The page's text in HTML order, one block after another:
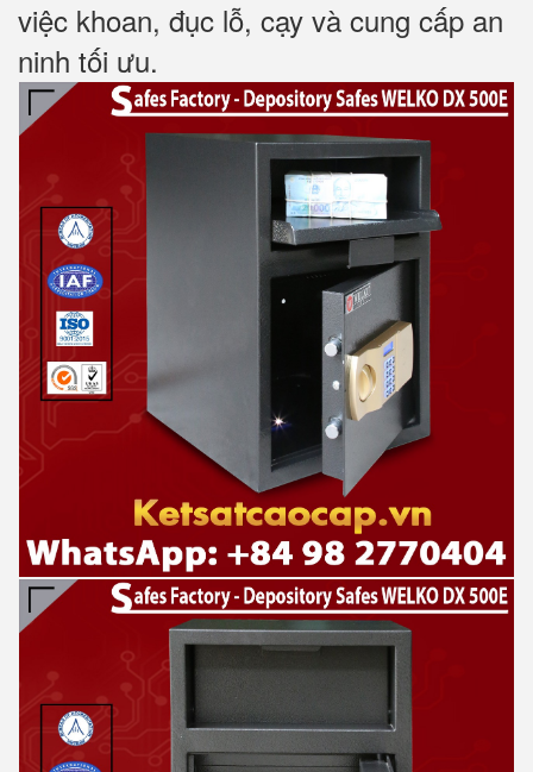
việc khoan, đục lỗ, cạy và cung cấp an
ninh tối ưu.